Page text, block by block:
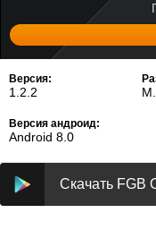
Версия:
1.2.2
Версия андроид:
Android 8.0
Скачать FGB